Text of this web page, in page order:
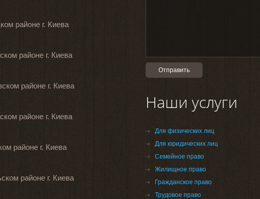
районе г. Киева
районе г. Киева
районе г. Киева
районе г. Киева
районе г. Киева
районе г. Киева
Наши услуги
Для физических лиц
Для юридических лиц
Семейное право
Жилищное право
Гражданское право
Трудовое право